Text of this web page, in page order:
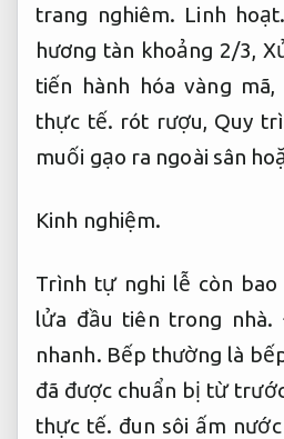
trang nghiêm. Linh hoạt.
hương tàn khoảng 2/3,
tiến hành hóa vàng mã,
thực tế. rót rượu, Quy
muối gạo ra ngoài sân
Kinh nghiệm.
Trình tự nghi lễ còn
lửa đầu tiên trong nhà.
nhanh. Bếp thường là
đã được chuẩn bị từ
thực tế. đun sôi ấm